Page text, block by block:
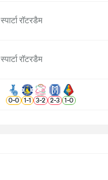
स्पार्टा रॉटरडैम
स्पार्टा रॉटरडैम
0-0 1-1 3-2 2-3 1-0